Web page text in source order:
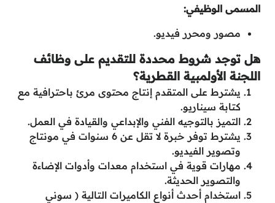
المسمى الوظيفي:
مصور ومحرر فيديو.
هل توجد شروط محددة للتقديم على وظائف
اللجنة الأولمبية القطرية؟
يشترط على المتقدم إنتاج محتوى مرئ باحترافية مع
كتابة سيناريو.
التميز بالتوجيه الفني والإبداعي والقيادة في العمل.
يشترط توفر خبرة لا تقل عن 6 سنوات في مونتاج
وتصوير الفيديو.
مهارات قوية في استخدام معدات وأدوات الإضاءة
والتصوير الحديثة.
استخدام أحدث أنواع الكاميرات التالية ( سوني